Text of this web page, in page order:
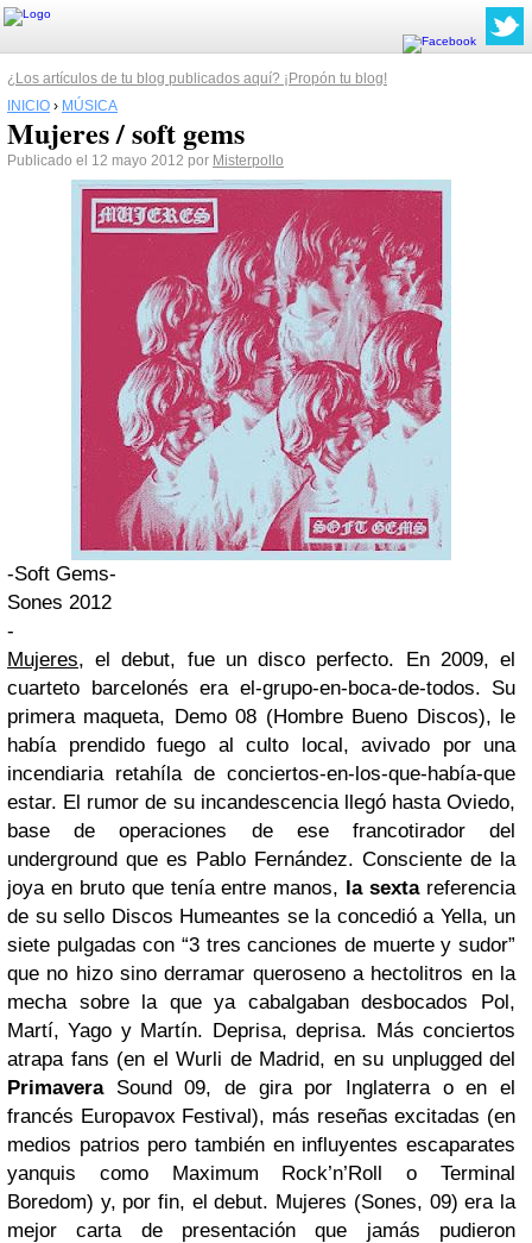
¿Los artículos de tu blog publicados aquí? ¡Propón tu blog!
INICIO › MÚSICA
Mujeres / soft gems
Publicado el 12 mayo 2012 por Misterpollo
-Soft Gems-
Sones 2012
-
Mujeres, el debut, fue un disco perfecto. En 2009, el
cuarteto barcelonés era el-grupo-en-boca-de-todos. Su
primera maqueta, Demo 08 (Hombre Bueno Discos), le
había prendido fuego al culto local, avivado por una
incendiaria retahíla de conciertos-en-los-que-había-que
estar. El rumor de su incandescencia llegó hasta Oviedo,
base de operaciones de ese francotirador del
underground que es Pablo Fernández. Consciente de la
joya en bruto que tenía entre manos, la sextareferencia
de su sello Discos Humeantes se la concedió a Yella, un
siete pulgadas con “3 tres canciones de muerte y sudor”
que no hizo sino derramar queroseno a hectolitros en la
mecha sobre la que ya cabalgaban desbocados Pol,
Martí, Yago y Martín. Deprisa, deprisa. Más conciertos
atrapa fans (en el Wurli de Madrid, en su unplugged del
PrimaveraSound 09, de gira por Inglaterra o en el
francés Europavox Festival), más reseñas excitadas (en
medios patrios pero también en influyentes escaparates
yanquis como Maximum Rock’n’Roll o Terminal
Boredom) y, por fin, el debut. Mujeres (Sones, 09) era la
mejor carta de presentación que jamás pudieron